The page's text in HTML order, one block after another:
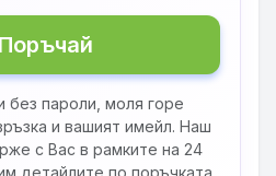
Поръчай
без пароли, моля горе
и вашият имейл. Наш
с Вас в рамките на 24
детайлите по поръчката